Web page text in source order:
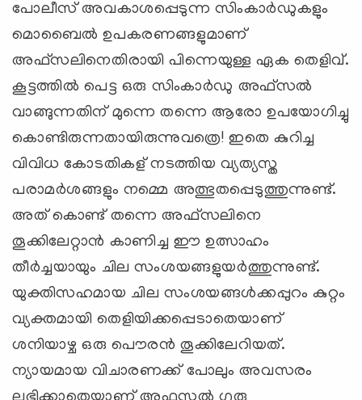
പോലീസ് അവകാശപ്പെടുന്ന സിംകാര്‍ഡുകളും
മൊബൈല്‍ ഉപകരണങ്ങളുമാണ്
അഫ്സലിനെതിരായി പിന്നെയുള്ള ഏക തെളിവ്.
കൂട്ടത്തില്‍ പെട്ട ഒരു സിംകാര്‍ഡു അഫ്സല്‍
വാങ്ങുന്നതിന് മുന്നെ തന്നെ ആരോ ഉപയോഗിച്ചു
കൊണ്ടിരുന്നതായിരുന്നുവത്രെ! ഇതെ കുറിച്ച
വിവിധ കോടതികള് ‍നടത്തിയ വ്യത്യസ്ത
പരാമര്‍ശങ്ങളും നമ്മെ അത്ഭുതപ്പെടുത്തുന്നുണ്ട്.
അത് കൊണ്ട് തന്നെ അഫ്സലിനെ
തൂക്കിലേറ്റാന്‍ കാണിച്ച ഈ ഉത്സാഹം
തീര്‍ച്ചയായും ചില സംശയങ്ങളുയര്‍ത്തുന്നുണ്ട്.
യുക്തിസഹമായ ചില സംശയങ്ങള്‍ക്കപ്പുറം കുറ്റം
വ്യക്തമായി തെളിയിക്കപ്പെടാതെയാണ്
ശനിയാഴ്ച ഒരു പൌരന്‍ തൂക്കിലേറിയത്.
ന്യായമായ വിചാരണക്ക് പോലും അവസരം